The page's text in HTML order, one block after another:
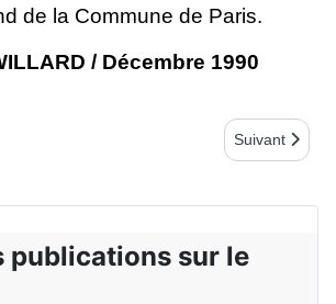
de la Commune de Paris.
/ Décembre 1990
POUR JEAN-CLAUDE LIEBERMANN
Article
Suivant
publications sur le